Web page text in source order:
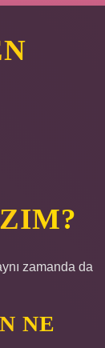
zamanda da
NE